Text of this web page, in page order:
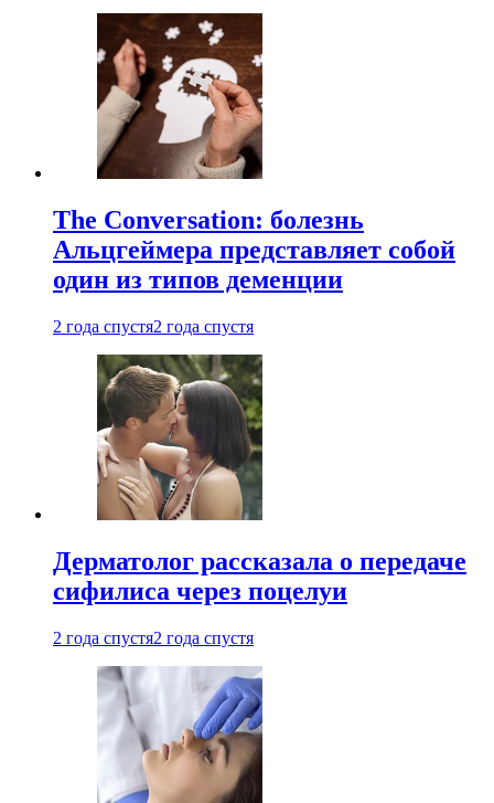
The Conversation: болезнь
Альцгеймера представляет собой
один из типов деменции
2 года спустя2 года спустя
Дерматолог рассказала о передаче
сифилиса через поцелуи
2 года спустя2 года спустя